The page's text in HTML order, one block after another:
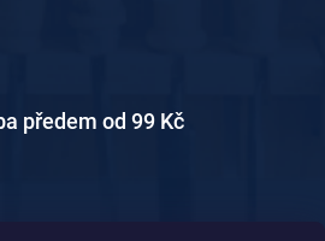
předem od 99 Kč